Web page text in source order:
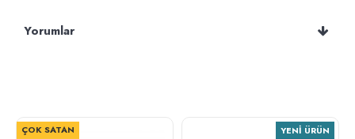
Yorumlar
ÇOK SATAN YENI ÜRÜN